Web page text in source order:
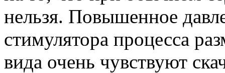
нельзя. Повышенное
стимулятора процесса
вида очень чувствуют